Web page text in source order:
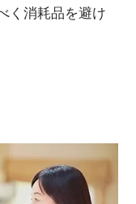
く消耗品を避け